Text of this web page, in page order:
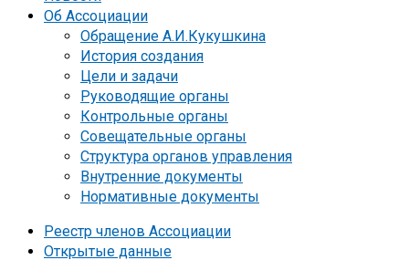
Об Ассоциации
Обращение А.И.Кукушкина
История создания
Цели и задачи
Руководящие органы
Контрольные органы
Совещательные органы
Структура органов управления
Внутренние документы
Нормативные документы
Реестр членов Ассоциации
Открытые данные